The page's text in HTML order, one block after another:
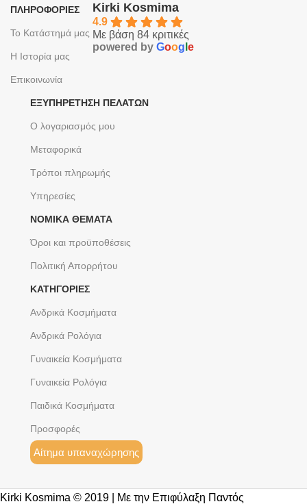
ΠΛΗΡΟΦΟΡΙΕΣ
Το Κατάστημά μας
Η Ιστορία μας
Επικοινωνία
Kirki Kosmima
4.9
Με βάση 84 κριτικές
powered by Goog e
ΕΞΥΠΗΡΈΤΗΣΗ ΠΕΛΑΤΏΝ
Ο λογαριασμός μου
Μεταφορικά
Τρόποι πληρωμής
Υπηρεσίες
ΝΟΜΙΚΆ ΘΈΜΑΤΑ
Όροι και προϋποθέσεις
Πολιτική Απορρήτου
ΚΑΤΗΓΟΡΙΕΣ
Ανδρικά Κοσμήματα
Ανδρικά Ρολόγια
Γυναικεία Κοσμήματα
Γυναικεία Ρολόγια
Παιδικά Κοσμήματα
Προσφορές
Αίτημα υπαναχώρησης
Kirki Kosmima © 2019 | Με την Επιφύλαξη Παντός